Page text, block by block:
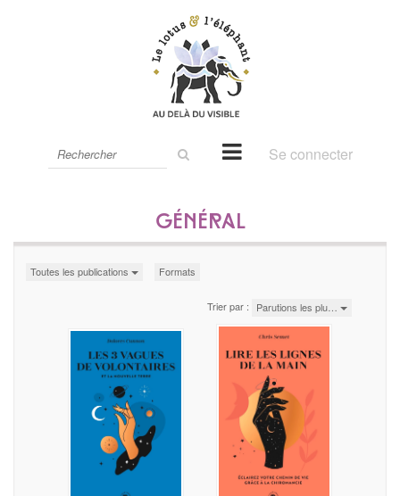
le
Se connecter
Général
Toutes les publications Formats
Trier par : Parutions les plu…